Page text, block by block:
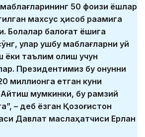
50 фоизи ёшлар
махсус ҳисоб рақамига
Болалар балоғат ёшига
улар ушбу маблағларни уй
ёки таълим олиш учун
Президентимиз бу қонунни
миллионга етган куни
мумкинки, бу рамзий
– деб ёзган Қозоғистон
Давлат маслаҳатчиси Ерлан